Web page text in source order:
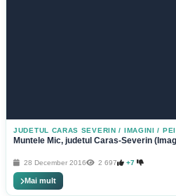
JUDETUL CARAS SEVERIN / IMAGINI /
Muntele Mic, judetul Caras-Severin
28 December 2016 2 697 +7
Mai mult